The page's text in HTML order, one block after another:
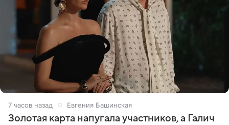
7 часов назад Евгения Башинская
Золотая карта напугала участников, а Галич